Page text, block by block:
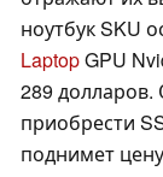
ноутбук SKU
LaptopGPU
289
приобрести
поднимет